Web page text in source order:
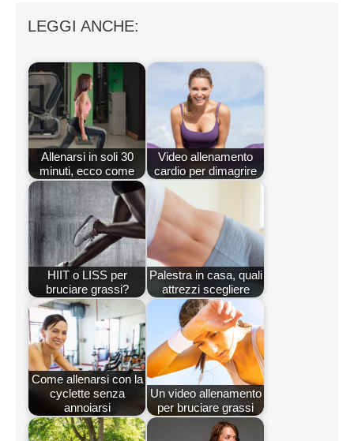
LEGGI ANCHE:
Allenarsi in soli 30
minuti, ecco come
Video allenamento
cardio per dimagrire
HIIT o LISS per
bruciare grassi?
Palestra in casa, quali
attrezzi scegliere
Come allenarsi con la
cyclette senza
annoiarsi
Un video allenamento
per bruciare grassi